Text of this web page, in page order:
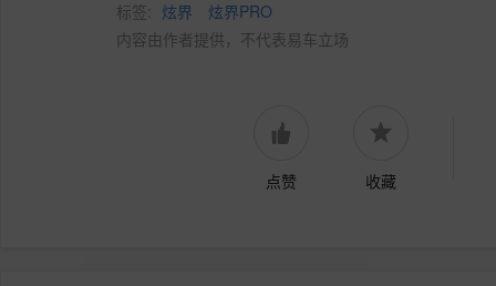
标签: 炫界
炫界PRO
内容由作者提供，不代表易车立场
点赞 收藏